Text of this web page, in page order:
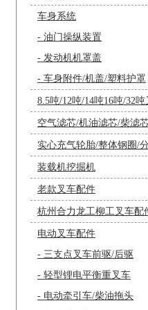
车身系统
- 油门操纵装置
- 发动机机罩盖
- 车身附件/机盖/塑料护罩
8.5吨/12吨/14吨16吨/32
空气滤芯/机油滤芯/柴滤
实心充气轮胎/整体钢圈/
装载机挖掘机
老款叉车配件
杭州合力龙工柳工叉车配
电动叉车配件
- 三支点叉车前驱/后驱
- 轻型锂电平衡重叉车
- 电动牵引车/柴油拖头